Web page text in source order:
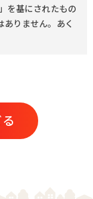
を基にされたもの
りません。あく